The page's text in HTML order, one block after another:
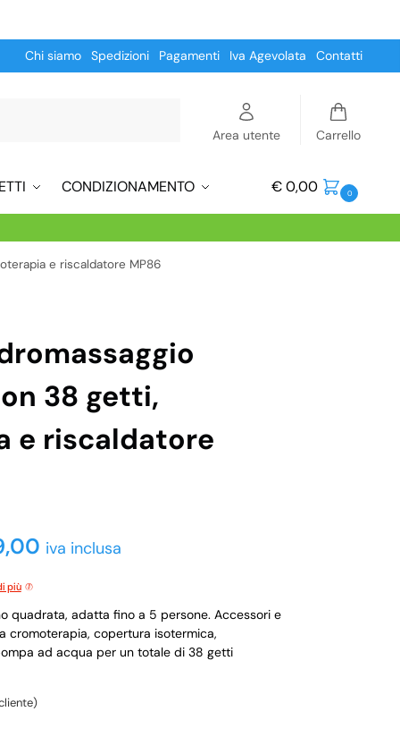
Chi siamo Spedizioni Pagamenti Iva Agevolata Contatti
Area utente Carrello
CONDIZIONAMENTO €0,00 0
e riscaldatore MP86
38 getti,
e riscaldatore
iva inclusa
più
quadrata, adatta fino a 5 persone. Accessori e
cromoterapia, copertura isotermica,
ad acqua per un totale di 38 getti